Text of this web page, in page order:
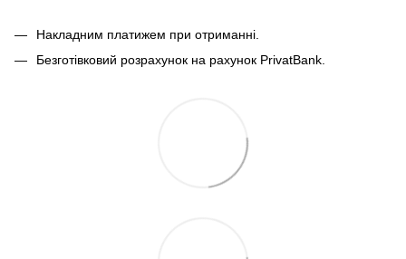
Накладним платижем при отриманні.
Безготівковий розрахунок на рахунок PrivatBank.